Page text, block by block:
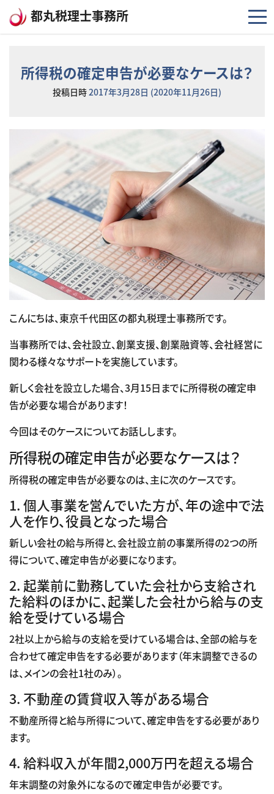
コンテンツへスキップ
都丸税理士事務所
所得税の確定申告が必要なケースは？
投稿日時2017年3月28日 (2020年11月26日)
こんにちは、東京千代田区の都丸税理士事務所です。
当事務所では、会社設立、創業支援、創業融資等、会社経営に
関わる様々なサポートを実施しています。
新しく会社を設立した場合、3月15日までに所得税の確定申
告が必要な場合があります！
今回はそのケースについてお話しします。
所得税の確定申告が必要なケースは？
所得税の確定申告が必要なのは、主に次のケースです。
1. 個人事業を営んでいた方が、年の途中で法
人を作り、役員となった場合
新しい会社の給与所得と、会社設立前の事業所得の2つの所
得について、確定申告が必要になります。
2. 起業前に勤務していた会社から支給され
た給料のほかに、起業した会社から給与の支
給を受けている場合
2社以上から給与の支給を受けている場合は、全部の給与を
合わせて確定申告をする必要があります（年末調整できるの
は、メインの会社1社のみ）。
3. 不動産の賃貸収入等がある場合
不動産所得と給与所得について、確定申告をする必要があり
ます。
4. 給料収入が年間2,000万円を超える場合
年末調整の対象外になるので確定申告が必要です。